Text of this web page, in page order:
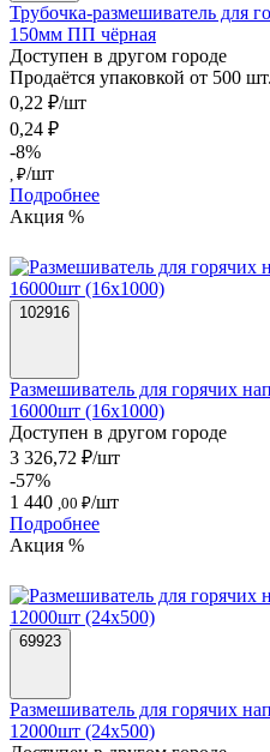
Трубочка-размешиватель для
150мм ПП чёрная
Доступен в другом городе
Продаётся упаковкой от 500 шт.
0,22 ₽/шт
0,24 ₽
-8%
, ₽/шт
Подробнее
Акция %
102916
Размешиватель для горячих
16000шт (16х1000)
Доступен в другом городе
3 326,72 ₽/шт
-57%
1 440 ,00 ₽/шт
Подробнее
Акция %
69923
Размешиватель для горячих
12000шт (24х500)